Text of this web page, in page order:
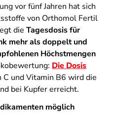
vor fünf Jahren hat sich
von Orthomol Fertil
die Tagesdosis für
mehr als doppelt und
Höchstmengen
Die Dosis
C und Vitamin B6 wird die
bei Kupfer erreicht.
möglich